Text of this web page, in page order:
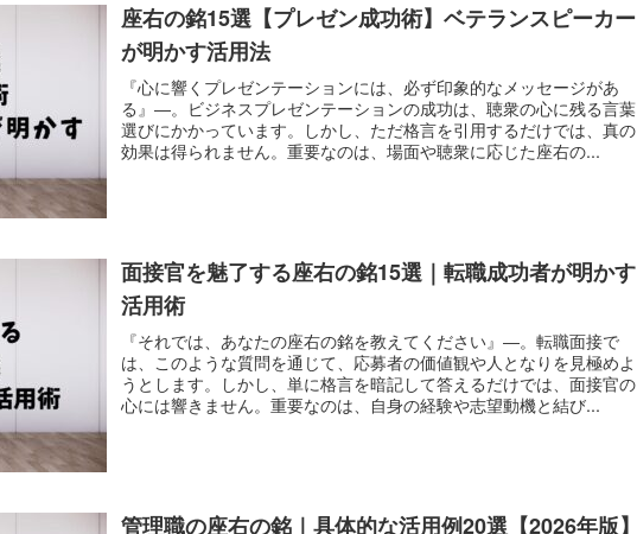
座右の銘15選【プレゼン成功術】ベテランスピーカー
が明かす活用法
『心に響くプレゼンテーションには、必ず印象的なメッセージがあ
る』―。ビジネスプレゼンテーションの成功は、聴衆の心に残る言葉
選びにかかっています。しかし、ただ格言を引用するだけでは、真の
効果は得られません。重要なのは、場面や聴衆に応じた座右の...
面接官を魅了する座右の銘15選｜転職成功者が明かす
活用術
『それでは、あなたの座右の銘を教えてください』―。転職面接で
は、このような質問を通じて、応募者の価値観や人となりを見極めよ
うとします。しかし、単に格言を暗記して答えるだけでは、面接官の
心には響きません。重要なのは、自身の経験や志望動機と結び...
管理職の座右の銘｜具体的な活用例20選【2026年版】